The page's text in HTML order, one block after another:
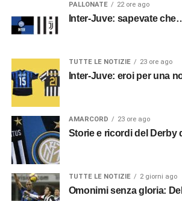
PALLONATE 22 ore ago
Inter-Juve: sapevate
TUTTE LE NOTIZIE 23 ore ago
Inter-Juve: eroi per una
AMARCORD 23 ore ago
Storie e ricordi del Derby
TUTTE LE NOTIZIE 2 giorni ago
Omonimi senza gloria: